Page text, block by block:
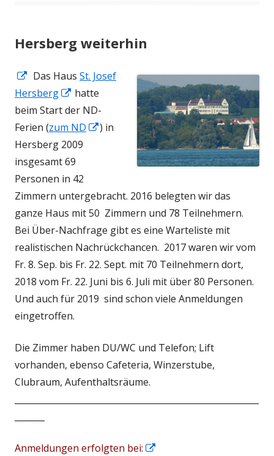
Hersberg weiterhin
In
neuem
Fenster
öffnen
Das Haus St. Josef
Hersberg
In
neuem
Fenster
öffnen
hatte
beim Start der ND-
Ferien (zum ND
In
) in
Hersberg 2009
insgesamt 69
Personen in 42
Zimmern untergebracht. 2016 belegten wir das
ganze Haus mit 50 Zimmern und 78 Teilnehmern.
Bei Über-Nachfrage gibt es eine Warteliste mit
realistischen Nachrückchancen. 2017 waren wir vom
Fr. 8. Sep. bis Fr. 22. Sept. mit 70 Teilnehmern dort,
2018 vom Fr. 22. Juni bis 6. Juli mit über 80 Personen.
Und auch für 2019 sind schon viele Anmeldungen
eingetroffen.
Die Zimmer haben DU/WC und Telefon; Lift
vorhanden, ebenso Cafeteria, Winzerstube,
Clubraum, Aufenthaltsräume.
Anmeldungen erfolgten bei: